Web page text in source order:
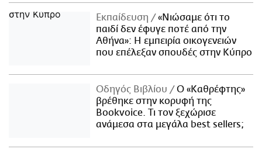
Εκπαίδευση
«Νιώσαμε ότι το
παιδί δεν έφυγε ποτέ από την
Αθήνα»: Η εμπειρία οικογενειών
που επέλεξαν σπουδές στην Κύπρο
Οδηγός Βιβλίου
Ο «Καθρέφτης»
βρέθηκε στην κορυφή της
Bookvoice. Τι τον ξεχώρισε
ανάμεσα στα μεγάλα best sellers;